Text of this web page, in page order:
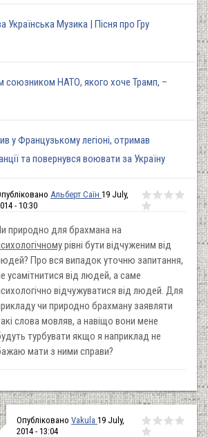
Українська Музика | Пісня про Гру
союзником НАТО, якого хоче Трамп, –
у Французькому легіоні, отримав
та повернувся воювати за Україну
Альберт Саїн 19 July,
- 10:30
природно для брахмана на
рівні бути відчуженим від
Про вся випадок уточню запитання,
усамітнитися від людей, а саме
відчужуватися від людей. Для
чи природно брахману заявляти
слова мовляв, а навіщо вони мене
турбувати якщо я наприклад не
мати з ними справи?
Опубліковано Vakula 19 July,
2014 - 13:04